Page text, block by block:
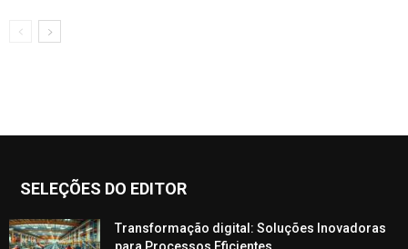
SELEÇÕES DO EDITOR
Transformação digital: Soluções Inovadoras
para Processos Eficientes